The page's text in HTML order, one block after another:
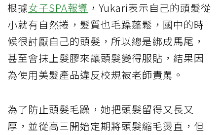
根據女子SPA報導 ，Yukari表示自己的頭髮從
小就有自然捲，髮質也毛躁蓬鬆，國中的時
候很討厭自己的頭髮，所以總是綁成馬尾，
甚至會抹上髮膠來讓頭髮變得服貼，結果因
為使用美髮產品違反校規被老師責罵。
為了防止頭髮毛躁，她把頭髮留得又長又
厚，並從高三開始定期將頭髮縮毛燙直，但